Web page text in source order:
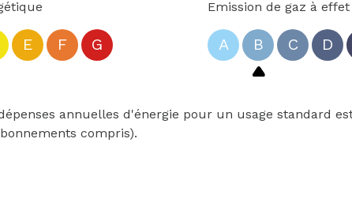
E F G
Emission de gaz à
A B C D
annuelles d'énergie pour un usage standard
compris).